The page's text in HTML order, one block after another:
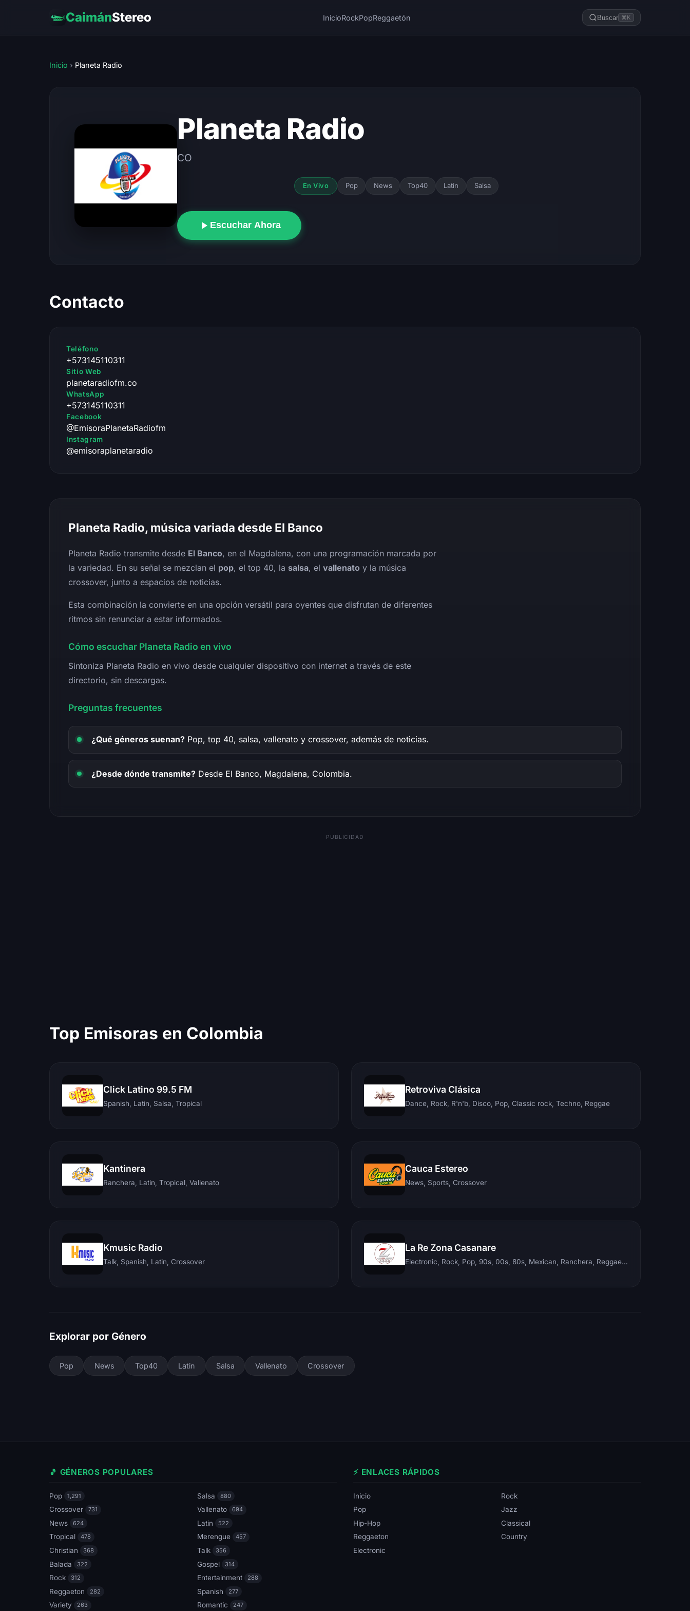
CaimánStereo InicioRockPopReggaetón Buscar ⌘K
Inicio › Planeta Radio
Planeta Radio
CO
En Vivo Pop News Top40 Latin Salsa
Escuchar Ahora
Contacto
Teléfono
+573145110311
Sitio Web
planetaradiofm.co
WhatsApp
+573145110311
Facebook
@EmisoraPlanetaRadiofm
Instagram
@emisoraplanetaradio
Planeta Radio, música variada desde El Banco
Planeta Radio transmite desde El Banco, en el Magdalena, con una programación marcada por
la variedad. En su señal se mezclan el pop, el top 40, la salsa, el vallenato y la música
crossover, junto a espacios de noticias.
Esta combinación la convierte en una opción versátil para oyentes que disfrutan de diferentes
ritmos sin renunciar a estar informados.
Cómo escuchar Planeta Radio en vivo
Sintoniza Planeta Radio en vivo desde cualquier dispositivo con internet a través de este
directorio, sin descargas.
Preguntas frecuentes
¿Qué géneros suenan? Pop, top 40, salsa, vallenato y crossover, además de noticias.
¿Desde dónde transmite? Desde El Banco, Magdalena, Colombia.
PUBLICIDAD
Top Emisoras en Colombia
Click Latino 99.5 FM
Spanish, Latin, Salsa, Tropical
Retroviva Clásica
Dance, Rock, R'n'b, Disco, Pop, Classic rock, Techno, Reggae
Kantinera
Ranchera, Latin, Tropical, Vallenato
Cauca Estereo
News, Sports, Crossover
Kmusic Radio
Talk, Spanish, Latin, Crossover
La Re Zona Casanare
Electronic, Rock, Pop, 90s, 00s, 80s, Mexican, Ranchera, Reggaeton, Instrumental, Salsa, Merengue, Tropical, Romantic, Vallenato, Llanera
Explorar por Género
Pop News Top40 Latin Salsa Vallenato Crossover
🎵 GÉNEROS POPULARES
Pop 1,291 Salsa 880
Crossover 731 Vallenato 694
News 624 Latin 522
Tropical 478 Merengue 457
Christian 368 Talk 356
Balada 322 Gospel 314
Rock 312 Entertainment 288
Reggaeton 282 Spanish 277
Variety 263 Romantic 247
⚡ ENLACES RÁPIDOS
Inicio
Rock
Pop
Jazz
Hip-Hop
Classical
Reggaeton
Country
Electronic